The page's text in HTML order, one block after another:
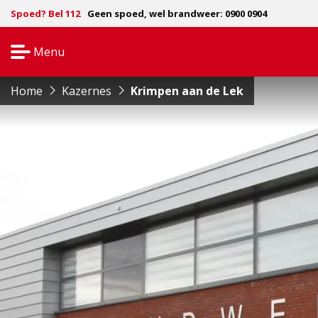
Spoed? Bel 112 Geen spoed, wel brandweer: 0900 0904
Menu
navigatie
Home Kazernes Krimpen aan de Lek